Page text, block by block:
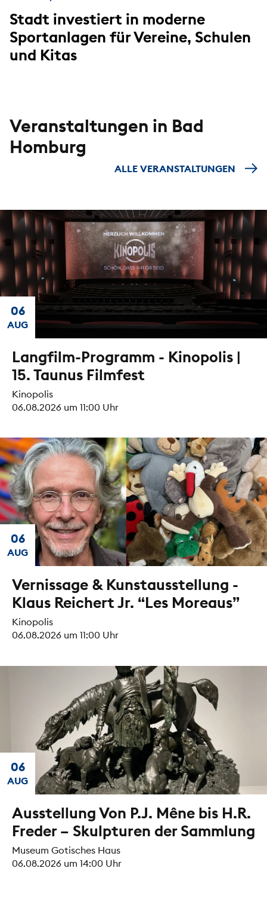
Stadt investiert in moderne
Sportanlagen für Vereine, Schulen
und Kitas
Veranstaltungen in Bad
Homburg
ALLE VERANSTALTUNGEN
Langfilm-Programm - Kinopolis |
15. Taunus Filmfest
Kinopolis
06.08.2026 um 11:00 Uhr
06
AUG
Vernissage & Kunstausstellung -
Klaus Reichert Jr. “Les Moreaus”
Kinopolis
06.08.2026 um 11:00 Uhr
06
AUG
Ausstellung Von P.J. Mêne bis H.R.
Freder – Skulpturen der Sammlung
Museum Gotisches Haus
06.08.2026 um 14:00 Uhr
06
AUG